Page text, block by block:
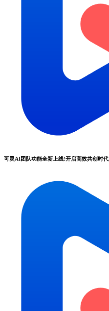
可灵AI团队功能全新上线!开启高效共创时代